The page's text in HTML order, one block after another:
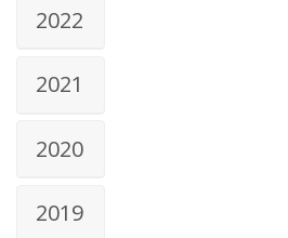
2022
2021
2020
2019